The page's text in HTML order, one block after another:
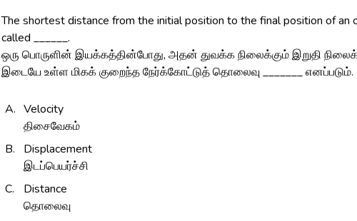
The shortest distance from the initial position to the final position of an
called ______.
ஒரு பொருளின் இயக்கத்தின்போது, அதன் துவக்க நிலைக்கும் இறுதி
இடையே உள்ள மிகக் குறைந்த நேர்க்கோட்டுத் தொலைவு _______ எனப்படும்.
A. Velocity
திசைவேகம்
B.
Displacement
இடப்பெயர்ச்சி
C.
Distance
தொலைவு